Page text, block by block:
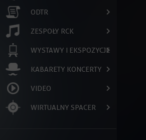
ODTR
ZESPOŁY RCK
WYSTAWY I EKSPOZYCJE
KABARETY KONCERTY
VIDEO
WIRTUALNY SPACER